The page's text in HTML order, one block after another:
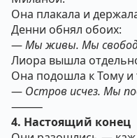
Она плакала и
Денни обнял обоих:
—Мы живы. Мы
Лиора вышла
Она подошла к Тому и
— Остров исчез. Мы
⸻
4. Настоящий конец